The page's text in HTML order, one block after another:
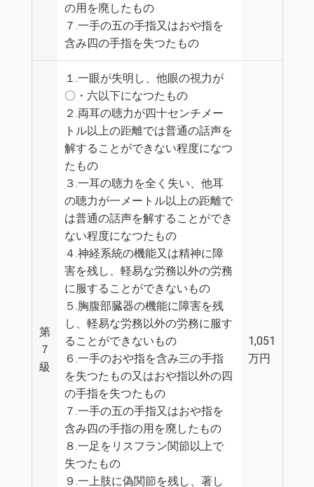
の用を廃したもの
７.一手の五の手指又はおや指を
含み四の手指を失つたもの
第
７
級
１.一眼が失明し、他眼の視力が
〇・六以下になつたもの
２.両耳の聴力が四十センチメー
トル以上の距離では普通の話声を
解することができない程度になつ
たもの
３.一耳の聴力を全く失い、他耳
の聴力が一メートル以上の距離で
は普通の話声を解することができ
ない程度になつたもの
４.神経系統の機能又は精神に障
害を残し、軽易な労務以外の労務
に服することができないもの
５.胸腹部臓器の機能に障害を残
し、軽易な労務以外の労務に服す
ることができないもの
６.一手のおや指を含み三の手指
を失つたもの又はおや指以外の四
の手指を失つたもの
７.一手の五の手指又はおや指を
含み四の手指の用を廃したもの
８.一足をリスフラン関節以上で
失つたもの
９.一上肢に偽関節を残し、著し
1,051
万円